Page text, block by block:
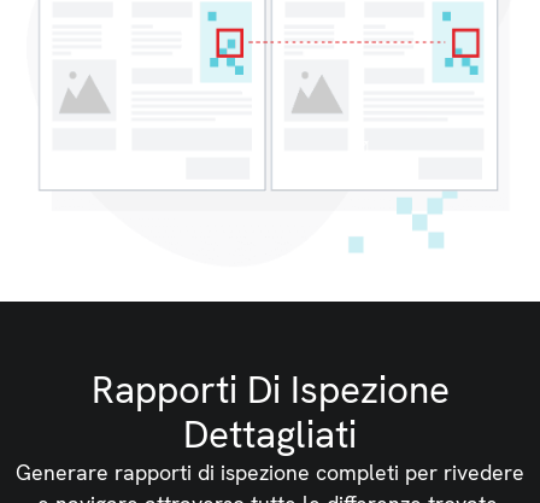
Rapporti Di Ispezione
Dettagliati
Generare rapporti di ispezione completi per rivedere